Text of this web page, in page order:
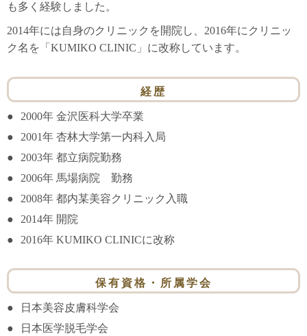
も多く経験しました。
2014年には自身のクリニックを開院し、2016年にクリニッ
ク名を「KUMIKO CLINIC」に改称しています。
経歴
2000年 金沢医科大学卒業
2001年 杏林大学第一内科入局
2003年 都立病院勤務
2006年 馬場病院 勤務
2008年 都内某美容クリニック入職
2014年 開院
2016年 KUMIKO CLINICに改称
保有資格・所属学会
日本美容皮膚科学会
日本医学脱毛学会